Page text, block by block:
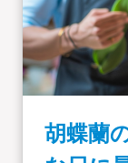
胡蝶蘭